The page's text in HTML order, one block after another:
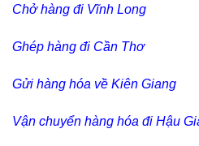
Chở hàng đi Vĩnh Long
Ghép hàng đi Cần Thơ
Gửi hàng hóa về Kiên Giang
Vận chuyển hàng hóa đi Hậu